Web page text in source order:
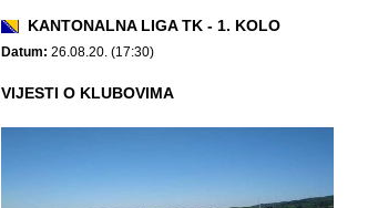
KANTONALNA LIGA TK - 1. KOLO
Datum: 26.08.20. (17:30)
VIJESTI O KLUBOVIMA